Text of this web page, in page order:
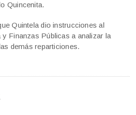
Quincenita.
Quintela dio instrucciones al
y Finanzas Públicas a analizar la
demás reparticiones.